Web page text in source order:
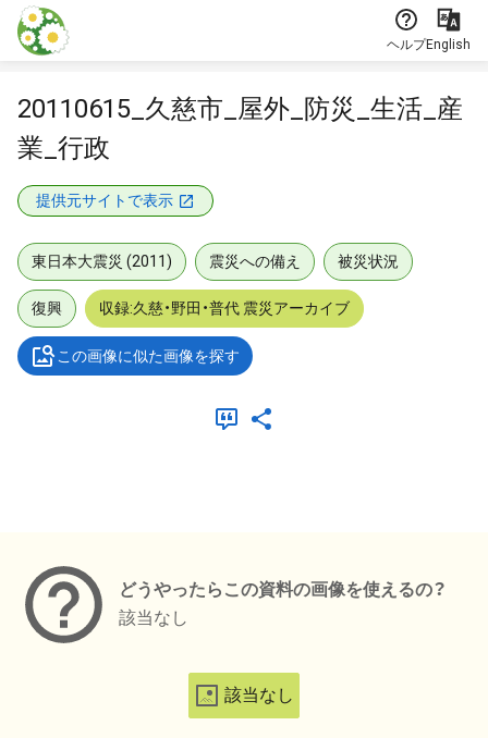
本文に飛ぶ
ヘルプEnglish
20110615_久慈市_屋外_防災_生活_産
業_行政
提供元サイトで表示
東日本大震災 (2011) 震災への備え 被災状況
復興 収録:久慈・野田・普代 震災アーカイブ
この画像に似た画像を探す
どうやったらこの資料の画像を使えるの？
該当なし
該当なし